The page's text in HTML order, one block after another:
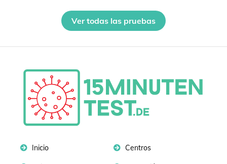
Ver todas las pruebas
Inicio Centros